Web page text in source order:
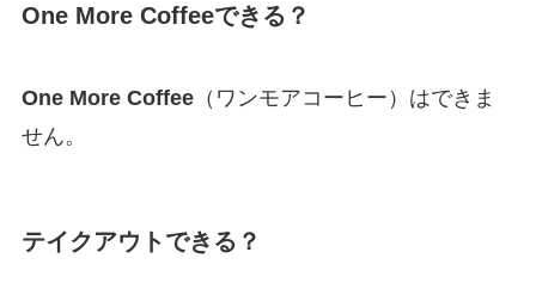
One More Coffeeできる？
One More Coffee（ワンモアコーヒー）はできま
せん。
テイクアウトできる？